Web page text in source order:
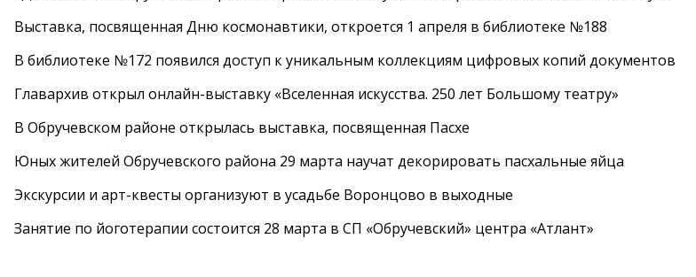
Выставка, посвященная Дню космонавтики, откроется 1 апреля в библиотеке №188
В библиотеке №172 появился доступ к уникальным коллекциям цифровых копий документов
Главархив открыл онлайн-выставку «Вселенная искусства. 250 лет Большому театру»
В Обручевском районе открылась выставка, посвященная Пасхе
Юных жителей Обручевского района 29 марта научат декорировать пасхальные яйца
Экскурсии и арт-квесты организуют в усадьбе Воронцово в выходные
Занятие по йоготерапии состоится 28 марта в СП «Обручевский» центра «Атлант»